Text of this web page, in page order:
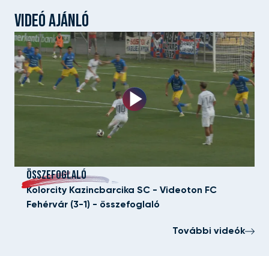
VIDEÓ AJÁNLÓ
ÖSSZEFOGLALÓ
Kolorcity Kazincbarcika SC - Videoton FC
Fehérvár (3-1) - összefoglaló
További videók